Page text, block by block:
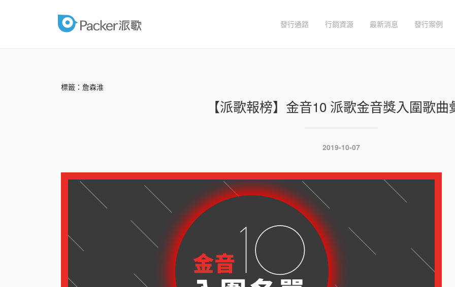
packer 發行通路 行銷資源 最新消息 發行案例
標籤：詹森淮
【派歌報榜】金音10 派歌金音獎入圍歌曲
發
2019-10-07